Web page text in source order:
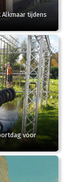
tijdens
voor